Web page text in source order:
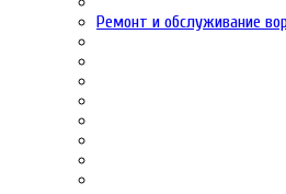
Ремонт и обслуживание